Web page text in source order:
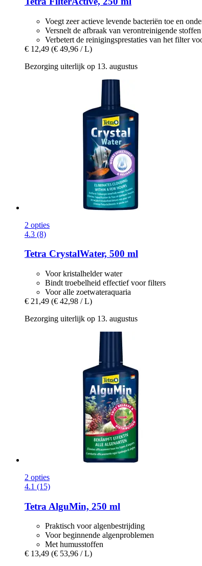
Voegt zeer actieve levende bacteriën toe en
Versnelt de afbraak van verontreinigende
Verbetert de reinigingsprestaties van het filter
€ 12,49 (€ 49,96 / L)
Bezorging uiterlijk op 13. augustus
2 opties
4.3 (8)
Tetra CrystalWater, 500 ml
Voor kristalhelder water
Bindt troebelheid effectief voor filters
Voor alle zoetwateraquaria
€ 21,49 (€ 42,98 / L)
Bezorging uiterlijk op 13. augustus
2 opties
4.1 (15)
Tetra AlguMin, 250 ml
Praktisch voor algenbestrijding
Voor beginnende algenproblemen
Met humusstoffen
€ 13,49 (€ 53,96 / L)